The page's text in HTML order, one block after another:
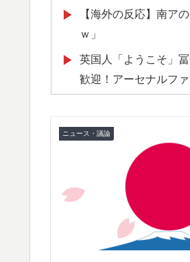
▶
【海外の反応】南ア
ｗ」
▶
英国人「ようこそ」
歓迎！アーセナルフ
▶ 【あんこ】唐突にな
韓国人「せっかく日
したんだそうです…」
▶
韓国人「悲報：日
（ﾌﾞﾙﾌﾞﾙ」＝韓国の
「原子が同じ場所に
ニュース・議論